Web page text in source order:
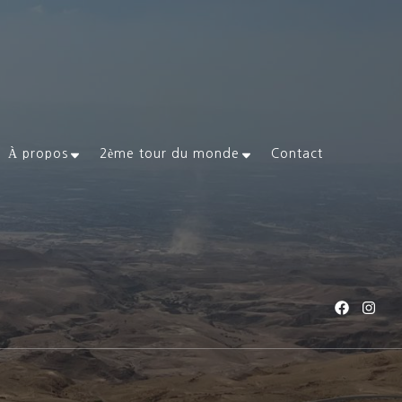
À propos 2ème tour du monde Contact